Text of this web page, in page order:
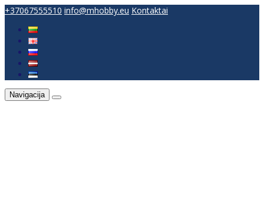
+37067555510 info@mhobby.eu Kontaktai
Navigacija